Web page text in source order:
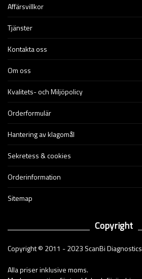
Affärsvillkor
Tjänster
Kontakta oss
Om oss
Kvalitets- och Miljöpolicy
Orderformulär
Hantering av klagomål
Sekretess & cookies
Orderinformation
Sitemap
Copyright
Copyright © 2011 - 2023 ScanBi Diagnostics
Alla priser inklusive moms.